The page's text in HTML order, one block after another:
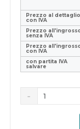
Prezzo al dettaglio
con IVA
Prezzo
senza IVA
Prezzo
con IVA
con partita IVA
salvare